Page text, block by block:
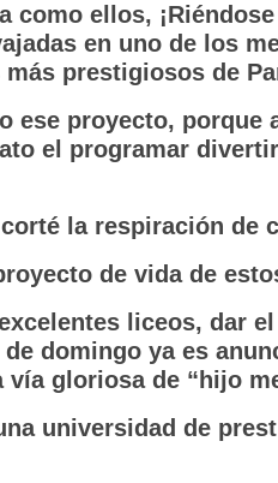
como ellos,
en uno de los
prestigiosos de
ese proyecto, porque
el programar
la respiración de
de vida de
liceos, dar
domingo ya es
vía gloriosa de “hijo
universidad de